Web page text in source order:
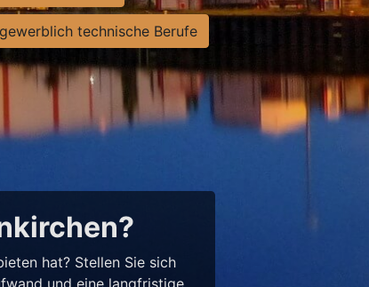
technische Berufe
hat? Stellen Sie sich